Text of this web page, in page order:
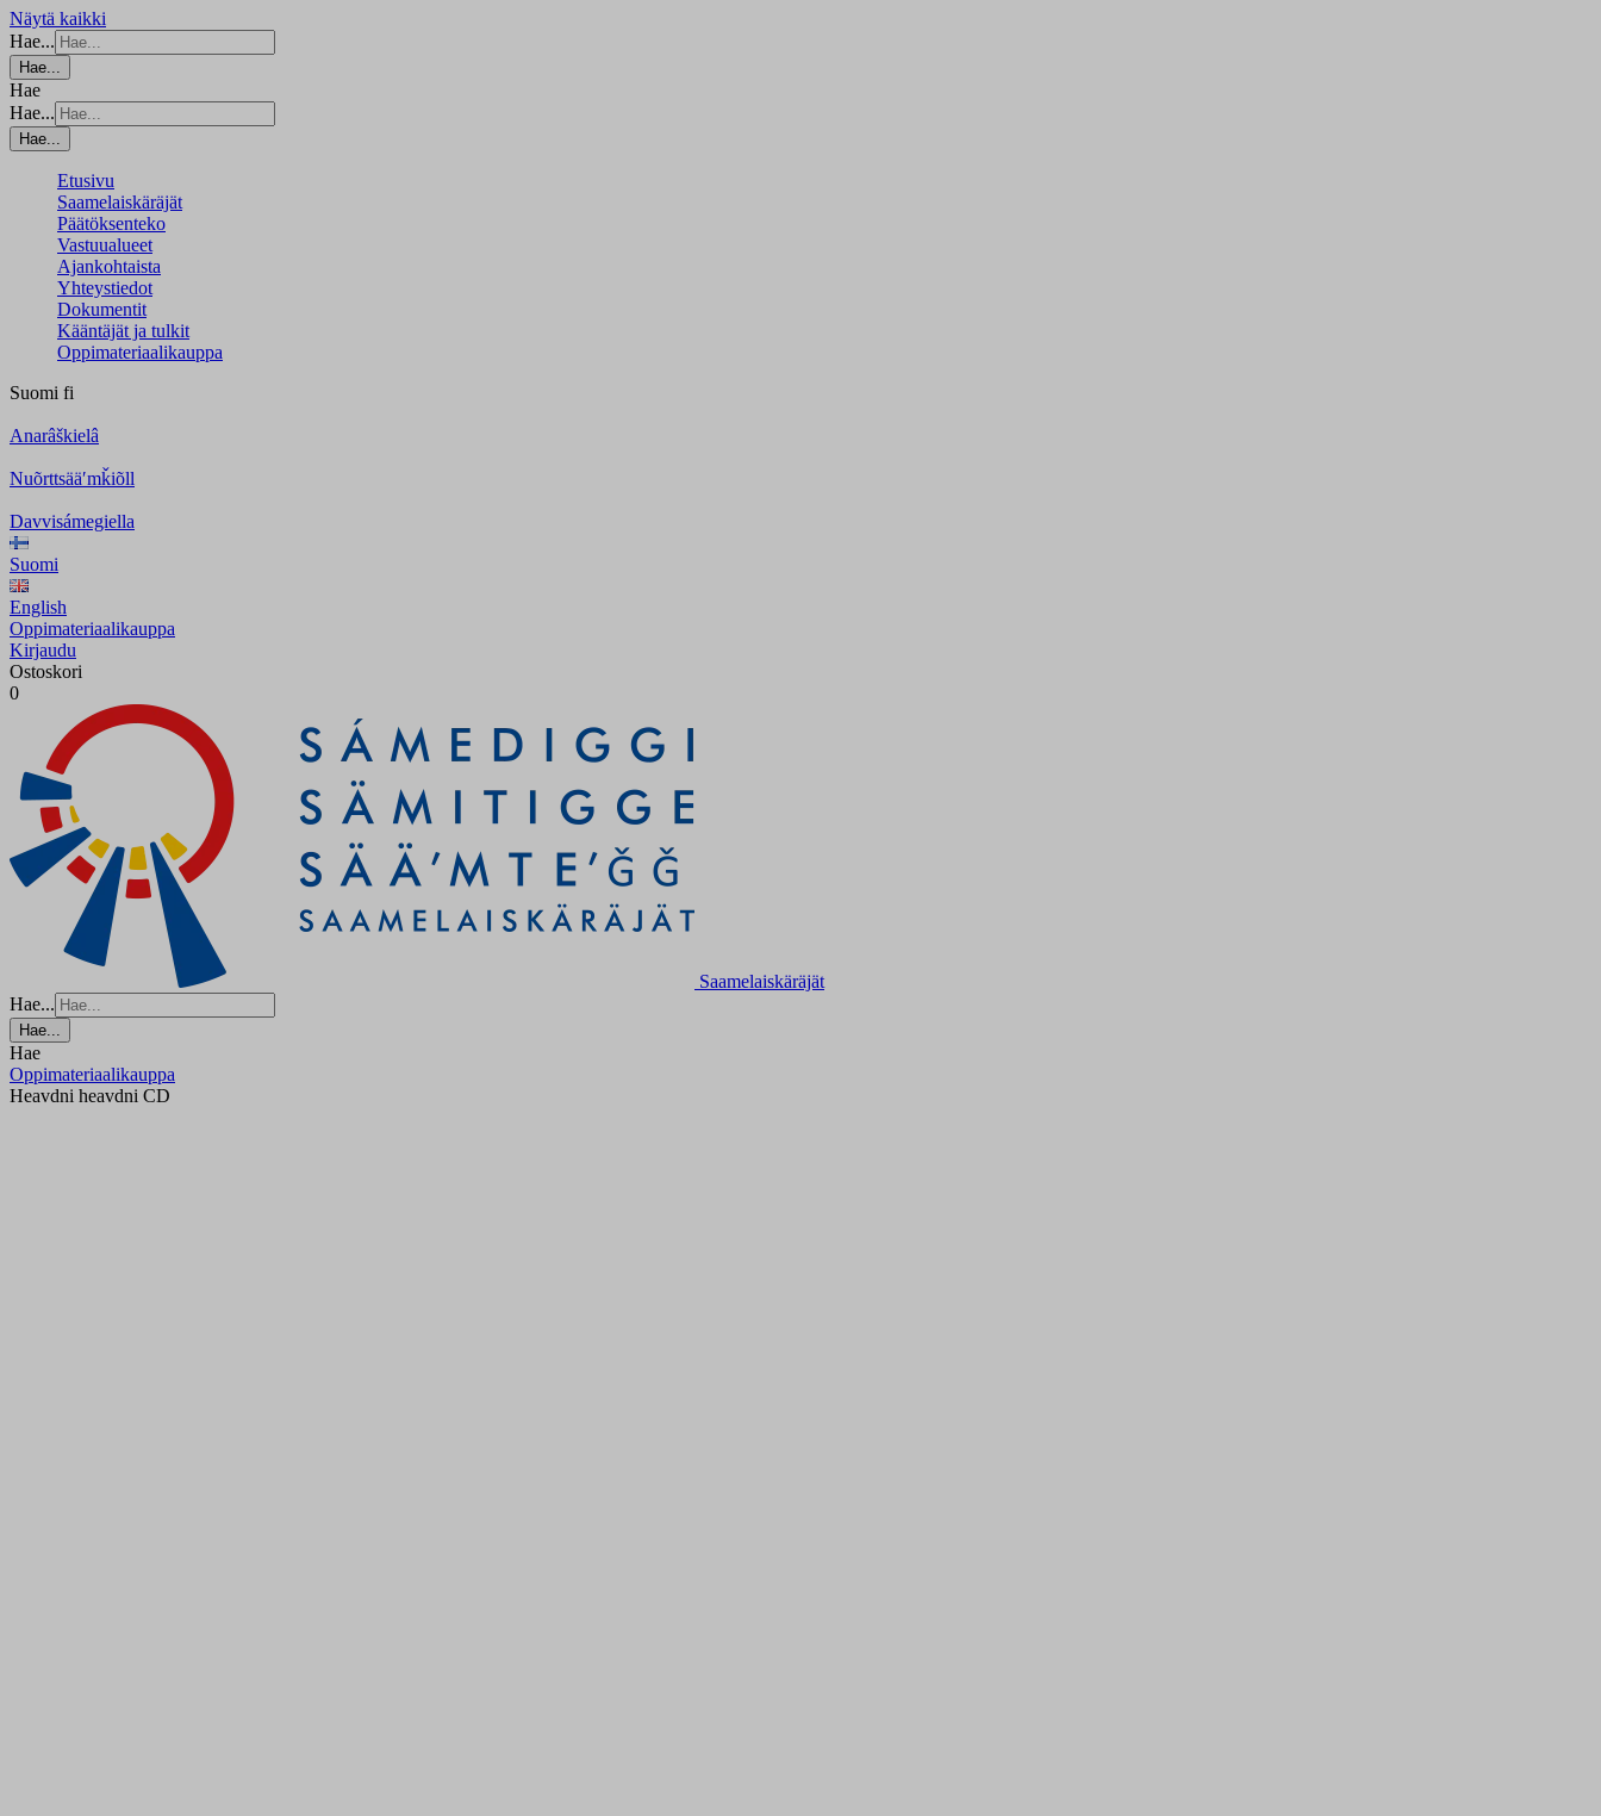
Näytä kaikki
Hae...
Hae...
Hae
Hae...
Hae...
Etusivu
Saamelaiskäräjät
Päätöksenteko
Vastuualueet
Ajankohtaista
Yhteystiedot
Dokumentit
Kääntäjät ja tulkit
Oppimateriaalikauppa
Suomi fi
Anarâškielâ
Nuõrttsääʹmǩiõll
Davvisámegiella
Suomi
English
Oppimateriaalikauppa
Kirjaudu
Ostoskori
0
Saamelaiskäräjät
Hae...
Hae...
Hae
Oppimateriaalikauppa
Heavdni heavdni CD